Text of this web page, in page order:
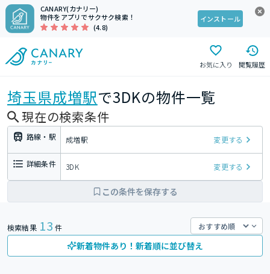
CANARY(カナリー)
物件をアプリでサクサク検索！
(4.8)
インストール
お気に入り 閲覧履歴
埼玉県成増駅で3DKの物件一覧
現在の検索条件
路線・駅 成増駅 変更する
詳細条件 3DK 変更する
この条件を保存する
検索結果 13 件
新着物件あり！新着順に並び替え